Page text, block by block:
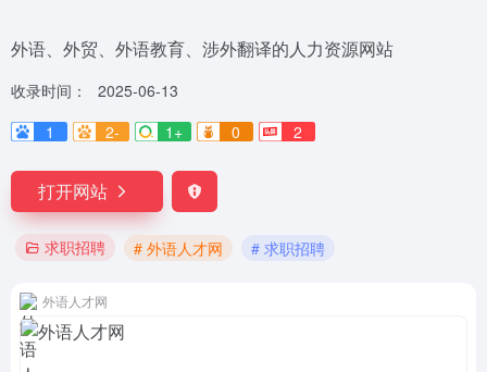
外语、外贸、外语教育、涉外翻译的人力资源网站
收录时间：
2025-06-13
1
2- 1+ 0 2
打开网站
求职招聘 # 外语人才网 # 求职招聘
外语人才网